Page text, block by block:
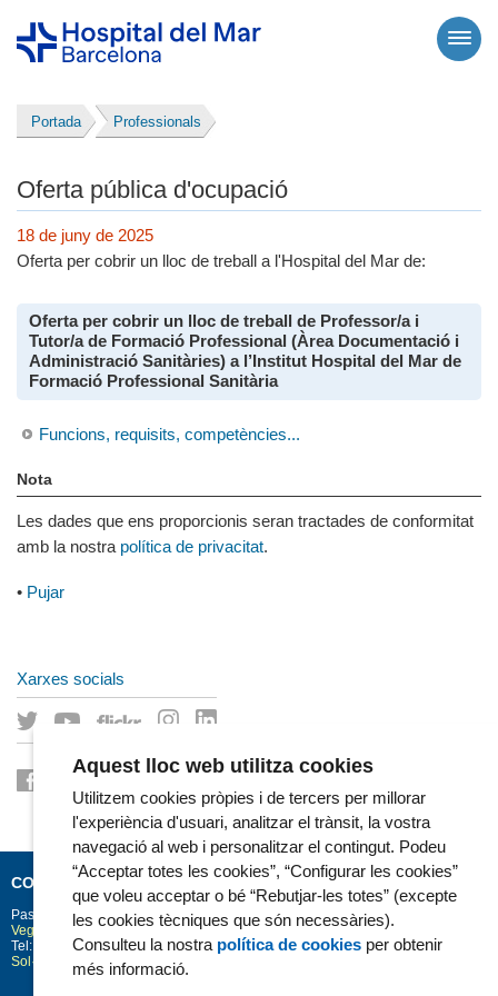
Portada Professionals
Oferta pública d'ocupació
18 de juny de 2025
Oferta per cobrir un lloc de treball a l'Hospital del Mar de:
Oferta per cobrir un lloc de treball de Professor/a i
Tutor/a de Formació Professional (Àrea Documentació i
Administració Sanitàries) a l’Institut Hospital del Mar de
Formació Professional Sanitària
Funcions, requisits, competències...
Nota
Les dades que ens proporcionis seran tractades de conformitat
amb la nostra política de privacitat.
• Pujar
Xarxes socials
CONTACTE
Passeig Marítim 25-29 Barcelona 08003
Vegeu la situació a Google Maps
Tel: 93 248 30 00 · Fax: 93 248 32 54
Sol·licitud d'informació
Aquest lloc web utilitza cookies
Utilitzem cookies pròpies i de tercers per millorar
l'experiència d'usuari, analitzar el trànsit, la vostra
navegació al web i personalitzar el contingut. Podeu
“Acceptar totes les cookies”, “Configurar les cookies”
que voleu acceptar o bé “Rebutjar-les totes” (excepte
les cookies tècniques que són necessàries).
Consulteu la nostra política de cookies per obtenir
més informació.